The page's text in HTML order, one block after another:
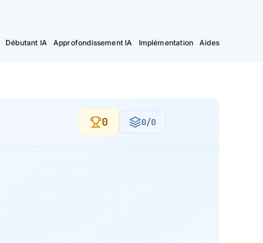
Débutant IA Approfondissement IA Implémentation Aides